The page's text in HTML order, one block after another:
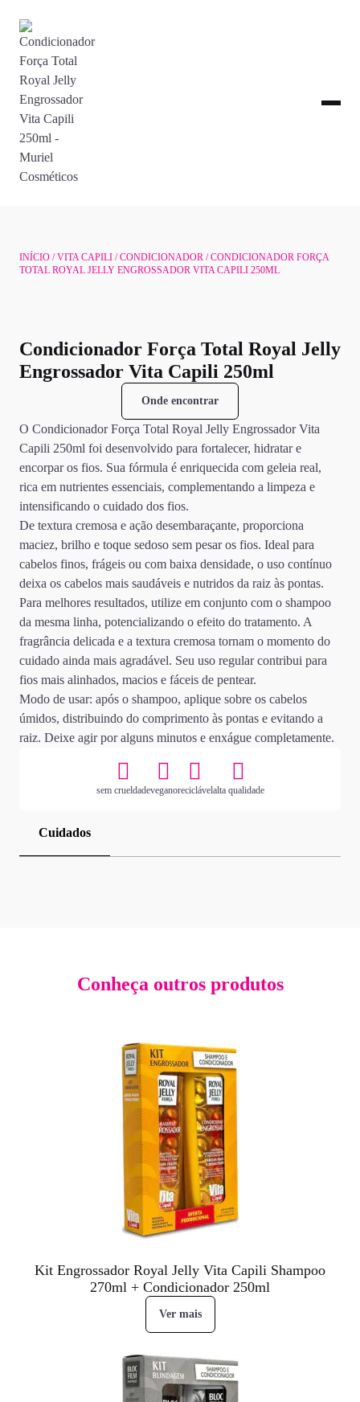
INÍCIO /VITA CAPILI /CONDICIONADOR / CONDICIONADOR FORÇA
TOTAL ROYAL JELLY ENGROSSADOR VITA CAPILI 250ML
Condicionador Força Total Royal Jelly
Engrossador Vita Capili 250ml
Onde encontrar
O Condicionador Força Total Royal Jelly Engrossador Vita
Capili 250ml foi desenvolvido para fortalecer, hidratar e
encorpar os fios. Sua fórmula é enriquecida com geleia real,
rica em nutrientes essenciais, complementando a limpeza e
intensificando o cuidado dos fios.
De textura cremosa e ação desembaraçante, proporciona
maciez, brilho e toque sedoso sem pesar os fios. Ideal para
cabelos finos, frágeis ou com baixa densidade, o uso contínuo
deixa os cabelos mais saudáveis e nutridos da raiz às pontas.
Para melhores resultados, utilize em conjunto com o shampoo
da mesma linha, potencializando o efeito do tratamento. A
fragrância delicada e a textura cremosa tornam o momento do
cuidado ainda mais agradável. Seu uso regular contribui para
fios mais alinhados, macios e fáceis de pentear.
Modo de usar: após o shampoo, aplique sobre os cabelos
úmidos, distribuindo do comprimento às pontas e evitando a
raiz. Deixe agir por alguns minutos e enxágue completamente.
sem crueldadeveganoreciclávelalta qualidade
Cuidados
Conheça outros produtos
Kit Engrossador Royal Jelly Vita Capili Shampoo
270ml + Condicionador 250ml
Ver mais